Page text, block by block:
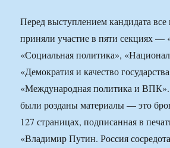
Перед выступлением кандидата
приняли участие в пяти секциях —
«Социальная политика»,
«Демократия и качество
«Международная политика и
были розданы материалы — это
127 страницах, подписанная в
«Владимир Путин. Россия